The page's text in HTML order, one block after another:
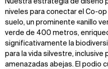
Nuestra estrategia de diseño
niveles para conectar el Co-op
suelo, un prominente «anillo
verde de 400 metros,
significativamente la
para la vida silvestre, inclusive
amenazadas abejas. El podio